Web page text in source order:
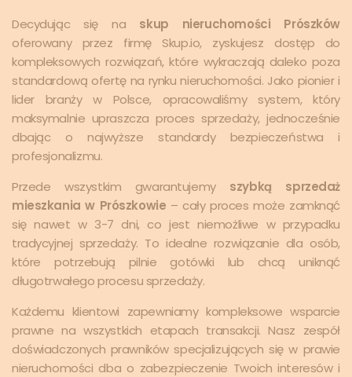
Decydując się na skup nieruchomości Prószków
oferowany przez firmę Skup.io, zyskujesz dostęp do
kompleksowych rozwiązań, które wykraczają daleko poza
standardową ofertę na rynku nieruchomości. Jako pionier i
lider branży w Polsce, opracowaliśmy system, który
maksymalnie upraszcza proces sprzedaży, jednocześnie
dbając o najwyższe standardy bezpieczeństwa i
profesjonalizmu.
Przede wszystkim gwarantujemy szybką sprzedaż
mieszkania w Prószkowie – cały proces może zamknąć
się nawet w 3-7 dni, co jest niemożliwe w przypadku
tradycyjnej sprzedaży. To idealne rozwiązanie dla osób,
które potrzebują pilnie gotówki lub chcą uniknąć
długotrwałego procesu sprzedaży.
Każdemu klientowi zapewniamy kompleksowe wsparcie
prawne na wszystkich etapach transakcji. Nasz zespół
doświadczonych prawników specjalizujących się w prawie
nieruchomości dba o zabezpieczenie Twoich interesów i